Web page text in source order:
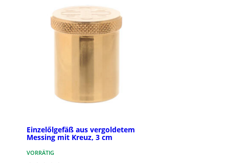
Einzelőlgefäß aus vergoldetem
Messing mit Kreuz, 3 cm
VORRÄTIG